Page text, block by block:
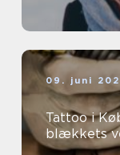
09. juni
Tattoo i
blækkets